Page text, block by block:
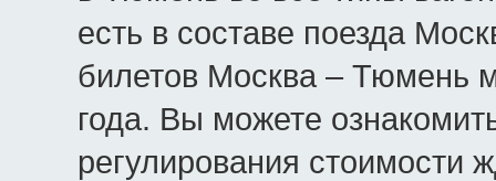
есть в составе поезда
билетов Москва – Тюмень
года. Вы можете
регулирования стоимости